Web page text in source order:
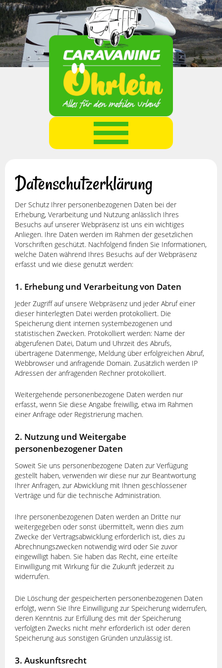
Home
News
Zubehör
Service/Reparatur
Kontakt/Impressum
Datenschutzerklärung
Zubehörshop
Datenschutzerklärung
Der Schutz Ihrer personenbezogenen Daten bei der
Erhebung, Verarbeitung und Nutzung anlässlich Ihres
Besuchs auf unserer Webpräsenz ist uns ein wichtiges
Anliegen. Ihre Daten werden im Rahmen der gesetzlichen
Vorschriften geschützt. Nachfolgend finden Sie Informationen,
welche Daten während Ihres Besuchs auf der Webpräsenz
erfasst und wie diese genutzt werden:
1. Erhebung und Verarbeitung von Daten
Jeder Zugriff auf unsere Webpräsenz und jeder Abruf einer
dieser hinterlegten Datei werden protokolliert. Die
Speicherung dient internen systembezogenen und
statistischen Zwecken. Protokolliert werden: Name der
abgerufenen Datei, Datum und Uhrzeit des Abrufs,
übertragene Datenmenge, Meldung über erfolgreichen Abruf,
Webbrowser und anfragende Domain. Zusätzlich werden IP
Adressen der anfragenden Rechner protokolliert.
Weitergehende personenbezogene Daten werden nur
erfasst, wenn Sie diese Angabe freiwillig, etwa im Rahmen
einer Anfrage oder Registrierung machen.
2. Nutzung und Weitergabe
personenbezogener Daten
Soweit Sie uns personenbezogene Daten zur Verfügung
gestellt haben, verwenden wir diese nur zur Beantwortung
Ihrer Anfragen, zur Abwicklung mit Ihnen geschlossener
Verträge und für die technische Administration.
Ihre personenbezogenen Daten werden an Dritte nur
weitergegeben oder sonst übermittelt, wenn dies zum
Zwecke der Vertragsabwicklung erforderlich ist, dies zu
Abrechnungszwecken notwendig wird oder Sie zuvor
eingewilligt haben. Sie haben das Recht, eine erteilte
Einwilligung mit Wirkung für die Zukunft jederzeit zu
widerrufen.
Die Löschung der gespeicherten personenbezogenen Daten
erfolgt, wenn Sie Ihre Einwilligung zur Speicherung widerrufen,
deren Kenntnis zur Erfüllung des mit der Speicherung
verfolgten Zwecks nicht mehr erforderlich ist oder deren
Speicherung aus sonstigen Gründen unzulässig ist.
3. Auskunftsrecht